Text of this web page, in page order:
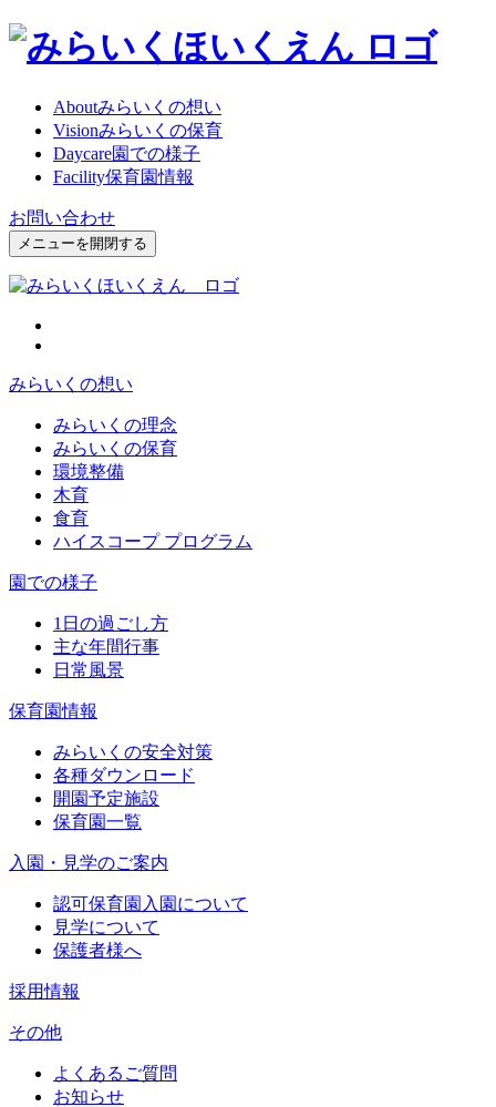
Aboutみらいくの想い
Visionみらいくの保育
Daycare園での様子
Facility保育園情報
お問い合わせ
メニューを開閉する
みらいくの想い
みらいくの理念
みらいくの保育
環境整備
木育
食育
ハイスコープ プログラム
園での様子
1日の過ごし方
主な年間行事
日常風景
保育園情報
みらいくの安全対策
各種ダウンロード
開園予定施設
保育園一覧
入園・見学のご案内
認可保育園入園について
見学について
保護者様へ
採用情報
その他
よくあるご質問
お知らせ